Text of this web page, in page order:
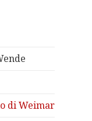
di Weimar